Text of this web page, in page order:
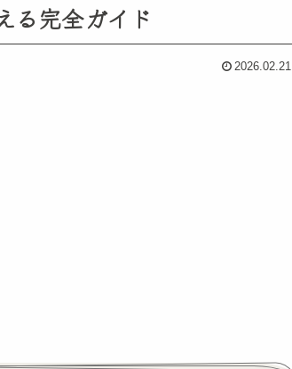
る完全ガイド
2026.02.21